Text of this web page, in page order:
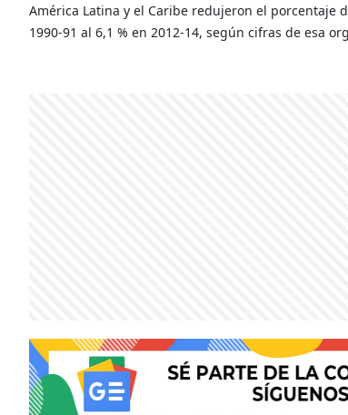
América Latina y el Caribe redujeron el porcentaje
1990-91 al 6,1 % en 2012-14, según cifras de esa